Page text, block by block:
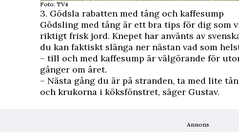
Foto: TV4
3. Gödsla rabatten med tång och kaffesump
Gödsling med tång är ett bra tips för dig som
riktigt frisk jord. Knepet har använts av
du kan faktiskt slänga ner nästan vad som
– till och med kaffesump är välgörande för
gånger om året.
– Nästa gång du är på stranden, ta med lite
och krukorna i köksfönstret, säger Gustav.
Annons